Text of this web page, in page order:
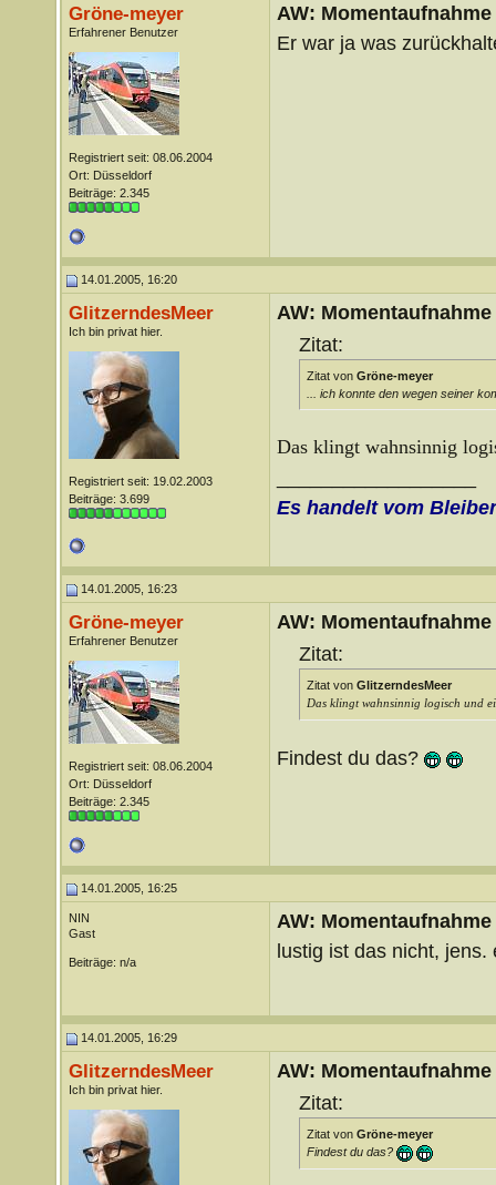
Gröne-meyer
Erfahrener Benutzer
Registriert seit: 08.06.2004
Ort: Düsseldorf
Beiträge: 2.345
AW: Momentaufnahme
Er war ja was
14.01.2005, 16:20
GlitzerndesMeer
Ich bin privat hier.
Registriert seit: 19.02.2003
Beiträge: 3.699
AW: Momentaufnahme
Zitat:
Zitat von Gröne-meyer
... ich konnte den wegen seiner
Das klingt wahnsinnig
Es handelt vom
14.01.2005, 16:23
Gröne-meyer
Erfahrener Benutzer
Registriert seit: 08.06.2004
Ort: Düsseldorf
Beiträge: 2.345
AW: Momentaufnahme
Zitat:
Zitat von GlitzerndesMeer
Das klingt wahnsinnig logisch und
Findest du das?
14.01.2005, 16:25
NIN
Gast
Beiträge: n/a
AW: Momentaufnahme
lustig ist das nicht, jens.
14.01.2005, 16:29
GlitzerndesMeer
Ich bin privat hier.
AW: Momentaufnahme
Zitat:
Zitat von Gröne-meyer
Findest du das?